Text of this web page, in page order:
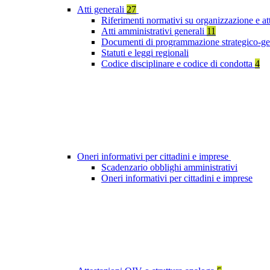
Atti generali 27
Riferimenti normativi su organizzazione e
Atti amministrativi generali 11
Documenti di programmazione strategico-
Statuti e leggi regionali
Codice disciplinare e codice di condotta 4
Oneri informativi per cittadini e imprese
Scadenzario obblighi amministrativi
Oneri informativi per cittadini e imprese